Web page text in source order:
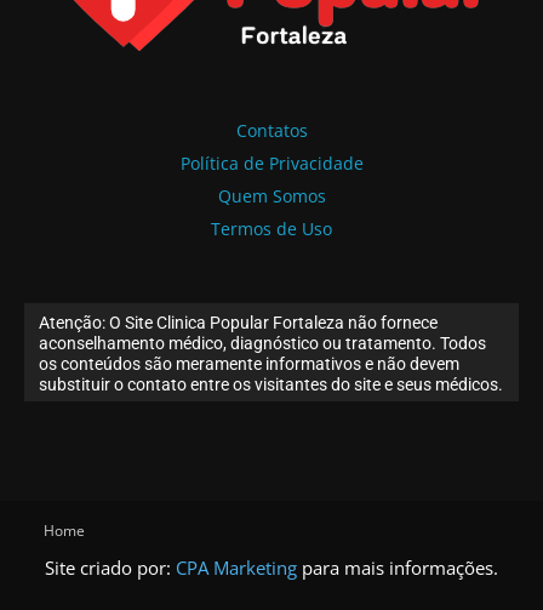
Contatos
Política de Privacidade
Quem Somos
Termos de Uso
Atenção: O Site Clinica Popular Fortaleza não fornece
aconselhamento médico, diagnóstico ou tratamento. Todos
os conteúdos são meramente informativos e não devem
substituir o contato entre os visitantes do site e seus médicos.
Home
Site criado por: CPA Marketing para mais informações.